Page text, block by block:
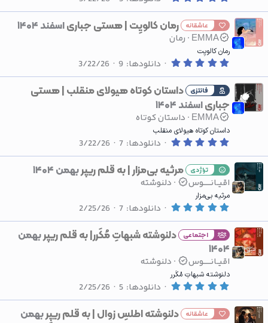
0
0
س
ت
ا
عاشقانه رمان کالویِت | هستی جباریاسفند ۱۴۰۴
EMMA رمان
رمان کالویِت
0
0
0
س
ت
ا
ر
ه
دانلودها 9
3/22/26
فانتزی
داستان کوتاه هیولای منقلب | هستی
جباریاسفند ۱۴۰۴
EMMA داستان کوتاه
داستان کوتاه هیولای منقلب
0
0
0
س
ت
دانلودها 7
3/22/26
تراژدی مرثیه بی‌مزار | به قلم ریپربهمن ۱۴۰۴
اقیــانــــــوس دلنوشته
مرثیه بی‌مزار
5
0
0
س
ر
دانلودها 7
2/25/26
اجتماعی دلنوشته شبهاتِ مُکَرر| به قلم ریپربهمن
۱۴۰۴
اقیــانــــــوس دلنوشته
دلنوشته شبهاتِ مُکَرر
5
0
0
س
دانلودها 5
2/25/26
عاشقانه دلنوشته اطلسِ زوال | به قلم ریپِربهمن